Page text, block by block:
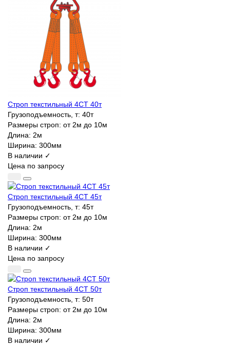
Строп текстильный 4СТ 40т
Грузоподъемность, т: 40т
Размеры строп: от 2м до 10м
Длина: 2м
Ширина: 300мм
В наличии ✓
Цена по запросу
Строп текстильный 4СТ 45т
Грузоподъемность, т: 45т
Размеры строп: от 2м до 10м
Длина: 2м
Ширина: 300мм
В наличии ✓
Цена по запросу
Строп текстильный 4СТ 50т
Грузоподъемность, т: 50т
Размеры строп: от 2м до 10м
Длина: 2м
Ширина: 300мм
В наличии ✓